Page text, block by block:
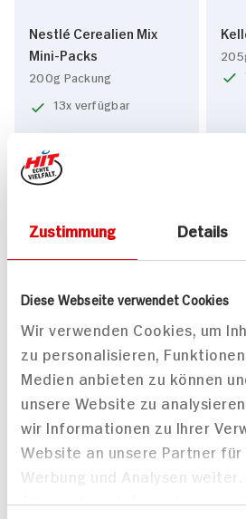
Zustimmung Details
Diese Webseite verwendet Cookies
Wir verwenden Cookies, um
zu personalisieren,
Medien anbieten zu können
unsere Website zu
wir Informationen zu Ihrer
Website an unsere Partner für
Werbung und Analysen
führen diese Informationen
Nestlé Cerealien Mix
Mini-Packs
200g Packung
13x verfügbar
Passende Rezepte
Selbstgemachte
Fischstäbchen mit
Kartoffelpüree und